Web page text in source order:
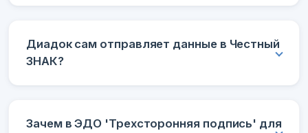
Диадок сам отправляет данные в Честный
ЗНАК?
Зачем в ЭДО 'Трехсторонняя подпись' для